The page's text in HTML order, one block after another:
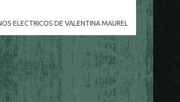
ELECTRICOS DE VALENTINA MAUREL